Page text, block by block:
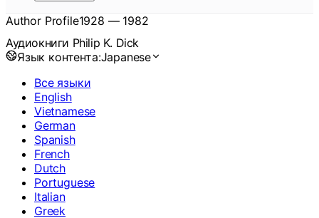
Author Profile1928 — 1982
Аудиокниги Philip K. Dick
Язык контента:Japanese
Все языки
English
Vietnamese
German
Spanish
French
Dutch
Portuguese
Italian
Greek